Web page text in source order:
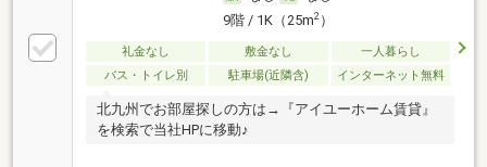
9階 / 1K（25m2）
礼金なし 敷金なし
一人暮らし
バス・トイレ別
駐車場(近隣含) インターネット無料
北九州でお部屋探しの方は→『アイユーホーム賃貸』
を検索で当社HPに移動♪